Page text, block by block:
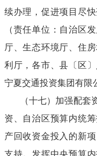
续办理，促进项目尽
（责任单位：自治区
厅、生态环境厅、住
利厅，各市、县〔区
宁夏交通投资集团有限
（十七）加强配
资、自治区预算内统
产回收资金投入的新